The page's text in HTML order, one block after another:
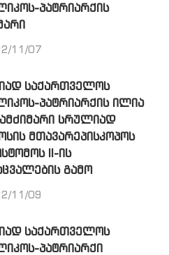
ᲞᲐᲢᲠᲘᲐᲠᲥᲘᲡ
11/07
ᲡᲐᲥᲐᲠᲗᲕᲔᲚᲝᲡ
ᲞᲐᲢᲠᲘᲐᲠᲥᲘᲡ ᲘᲚᲘᲐ
ᲡᲠᲣᲚᲘᲐᲓ
ᲛᲗᲐᲕᲐᲠᲔᲞᲘᲡᲙᲝᲞᲝᲡ
II-ᲘᲡ
ᲒᲐᲛᲝ
11/09
ᲡᲐᲥᲐᲠᲗᲕᲔᲚᲝᲡ
ᲞᲐᲢᲠᲘᲐᲠᲥᲘ